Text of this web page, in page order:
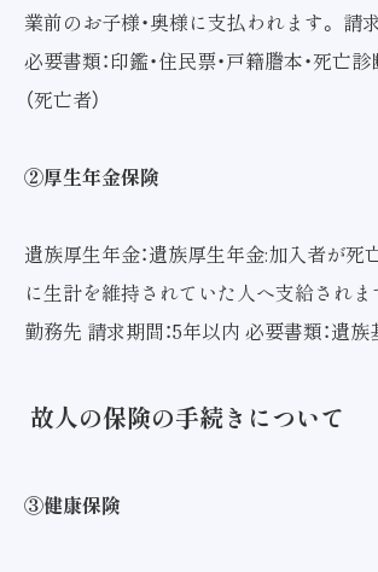
業前のお子様・奥様に支払われます。 請
必要書類：印鑑・住民票・戸籍謄本・死亡
（死亡者）
②厚生年金保険
遺族厚生年金：遺族厚生年金:加入者が死
に生計を維持されていた人へ支給されま
勤務先 請求期間：5年以内 必要書類：遺
故人の保険の手続きについて
③健康保険